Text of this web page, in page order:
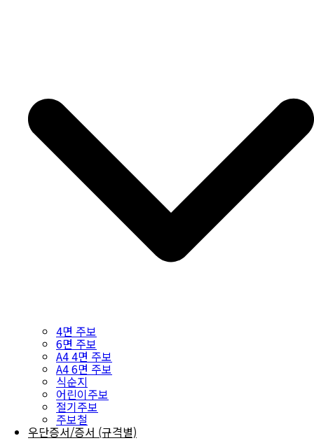
4면 주보
6면 주보
A4 4면 주보
A4 6면 주보
식순지
어린이주보
절기주보
주보철
우단증서/증서 (규격별)